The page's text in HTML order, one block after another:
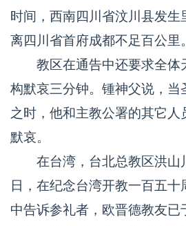
时间，西南四川省汶川县发生
离四川省首府成都不足百公里。
教区在通告中还要求全体
构默哀三分钟。锺神父说，当
之时，他和主教公署的其它人
默哀。
在台湾，台北总教区洪山
日，在纪念台湾开教一百五
中告诉参礼者，欧晋德教友已